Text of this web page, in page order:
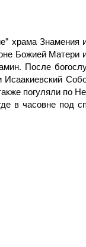
храма
Божией
После
погуляли по
в часовне под